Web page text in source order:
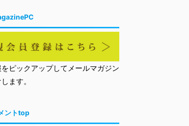
ピックアップしてメールマガジン
ます。
ントtop